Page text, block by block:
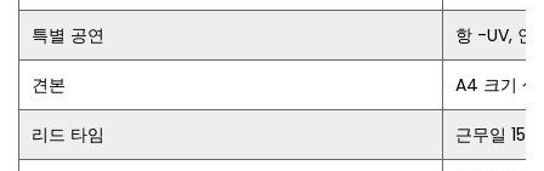
특별 공연 항 -UV, 안
견본 A4 크기 샘
리드 타임 근무일 15-